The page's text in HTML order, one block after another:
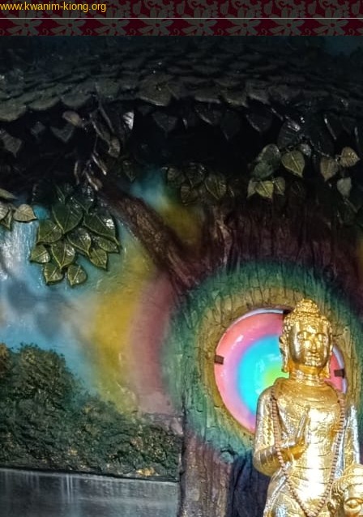
www.kwanim-kiong.org